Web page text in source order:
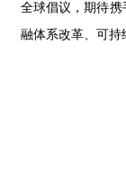
全球倡议，期待
融体系改革、可持